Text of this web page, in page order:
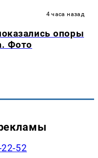
4 часа назад
опоры
Фото
52